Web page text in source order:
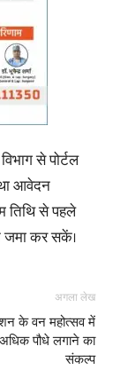
से पोर्टल
आवेदन
तिथि से पहले
जमा कर सकें।
अगला लेख
के वन महोत्सव में
पौधे लगाने का
संकल्प